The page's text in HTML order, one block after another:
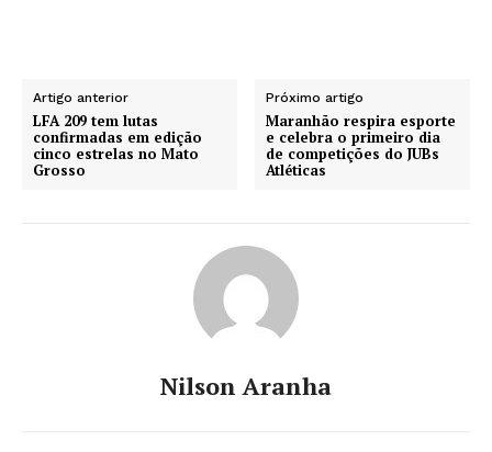
Artigo anterior
LFA 209 tem lutas
confirmadas em edição
cinco estrelas no Mato
Grosso
Próximo artigo
Maranhão respira esporte
e celebra o primeiro dia
de competições do JUBs
Atléticas
Nilson Aranha